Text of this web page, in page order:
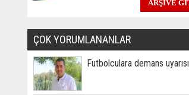
ÇOK YORUMLANANLAR
Futbolculara demans uyarısı